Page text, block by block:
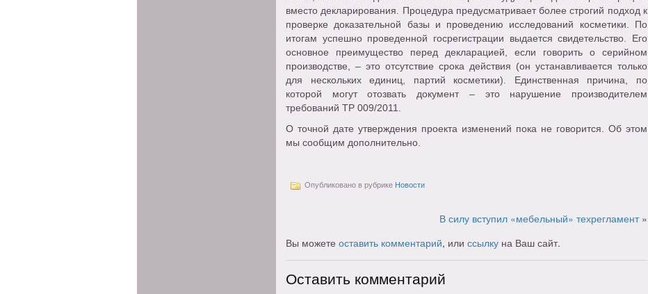
вместо декларирования. Процедура предусматривает более строгий подход к
проверке доказательной базы и проведению исследований косметики. По
итогам успешно проведенной госрегистрации выдается свидетельство. Его
основное преимущество перед декларацией, если говорить о серийном
производстве, – это отсутствие срока действия (он устанавливается только
для нескольких единиц, партий косметики). Единственная причина, по
которой могут отозвать документ – это нарушение производителем
требований ТР 009/2011.
О точной дате утверждения проекта изменений пока не говорится. Об этом
мы сообщим дополнительно.
Опубликовано в рубрике Новости
В силу вступил «мебельный» техрегламент»
Вы можете оставить комментарий, или ссылку на Ваш сайт.
Оставить комментарий